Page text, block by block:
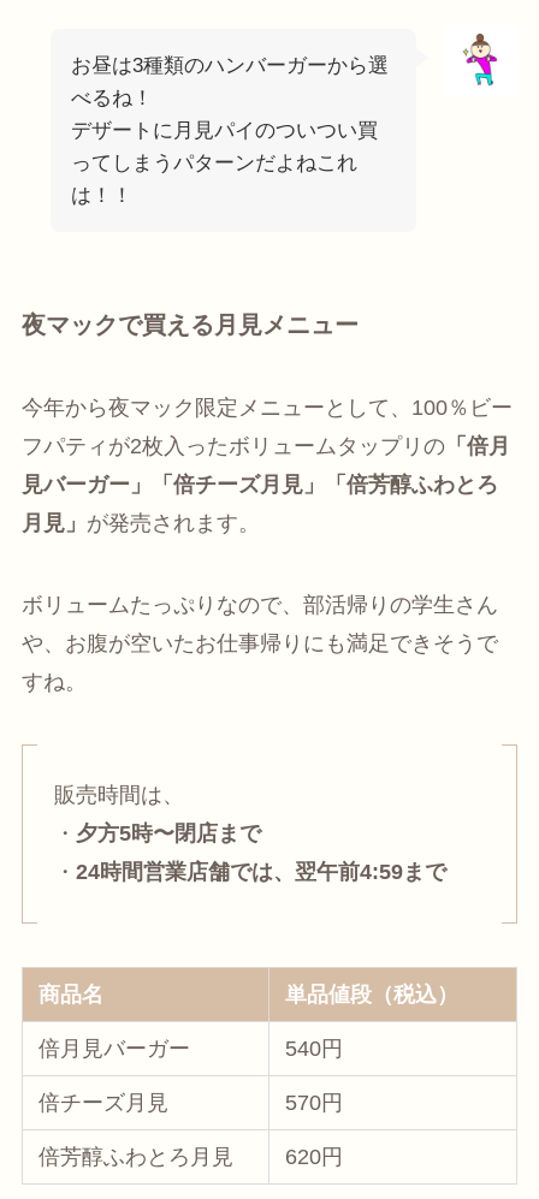
お昼は3種類のハンバーガーから選
べるね！
デザートに月見パイのついつい買
ってしまうパターンだよねこれ
は！！
夜マックで買える月見メニュー
今年から夜マック限定メニューとして、100％ビー
フパティが2枚入ったボリュームタップリの「倍月
見バーガー」「倍チーズ月見」「倍芳醇ふわとろ
月見」 が発売されます。
ボリュームたっぷりなので、部活帰りの学生さん
や、お腹が空いたお仕事帰りにも満足できそうで
すね。
販売時間は、
・ 夕方5時〜閉店まで
・ 24時間営業店舗では、翌午前4:59まで
商品名 単品値段（税込）
倍月見バーガー 540円
倍チーズ月見 570円
倍芳醇ふわとろ月見 620円